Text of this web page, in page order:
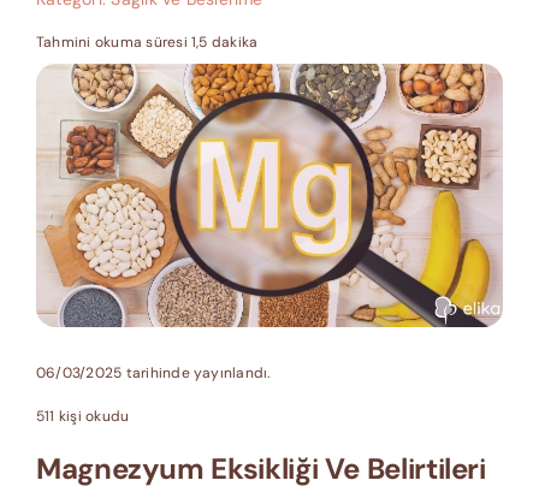
Tahmini okuma süresi 1,5 dakika
06/03/2025 tarihinde yayınlandı.
511 kişi okudu
Magnezyum Eksikliği Ve Belirtileri